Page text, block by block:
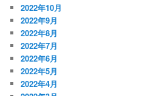
2022年10月
2022年9月
2022年8月
2022年7月
2022年6月
2022年5月
2022年4月